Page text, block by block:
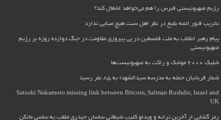
رژیم صهیونیستی قبرس را هم می‌خواهد اشغال کند؟
تخریب قبور ائمه بقیع در نظر اهل سنت هیچ مبنایی ندارد
پیام رهبر انقلاب به ملت فلسطین در پی پیروزی مقاومت در جنگ دوازده روزه بر رژیم
صهیونیستی
شلیک ۲۰۰۰ موشک و راکت به صهیونیست‌ها
شمار قربانیان حمله به مدرسه سیدالشهدا به ۸۵ نفر رسید
Satoshi Nakamoto missing link between Bitcoin, Salman Rushdie, Israel and
UK
رمز گشایی از آخرین ترانه و ویدئو کلیپ شیطانی ساسان حیدری ملقب به ساسی مانکن